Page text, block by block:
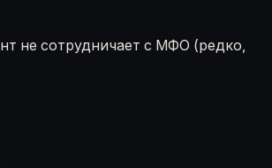
не сотрудничает с МФО (редко,